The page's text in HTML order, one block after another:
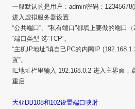
一般默认的是用户：admin密码：
进入虚拟服务器设置
“公共端口”、“私有端口”都填上要做的端口（
“端口类型”选“TCP”。
“主机IP地址”填自己PC的内网IP
置”。
IE地址栏里输入 192.168.0.2 进入主界面，
重启
大亚DB108和102设置端口映射